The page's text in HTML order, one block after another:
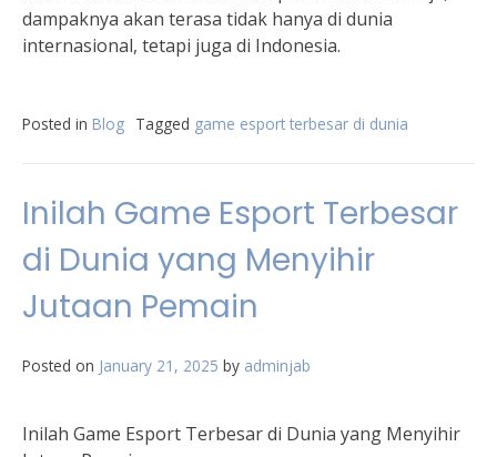
dampaknya akan terasa tidak hanya di dunia
internasional, tetapi juga di Indonesia.
Posted in Blog Tagged game esport terbesar di dunia
Inilah Game Esport Terbesar
di Dunia yang Menyihir
Jutaan Pemain
Posted on January 21, 2025 by adminjab
Inilah Game Esport Terbesar di Dunia yang Menyihir